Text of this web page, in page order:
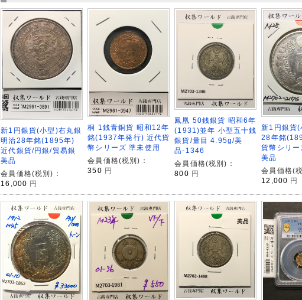
新1円銀貨(小型)右丸銀
明治28年銘(1895年)
近代銀貨/円銀/貿易銀
美品
会員価格(税別)：
16,000 円
桐 1銭青銅貨 昭和12年
銘(1937年発行) 近代貨
幣シリーズ 準未使用
会員価格(税別)：
350 円
鳳凰 50銭銀貨 昭和6年
(1931)並年 小型五十銭
銀貨/量目 4.95g/美
品-1346
会員価格(税別)：
800 円
新1円銀貨(
28年銘
貨幣シリ
美品
会員価格(
12,000 円